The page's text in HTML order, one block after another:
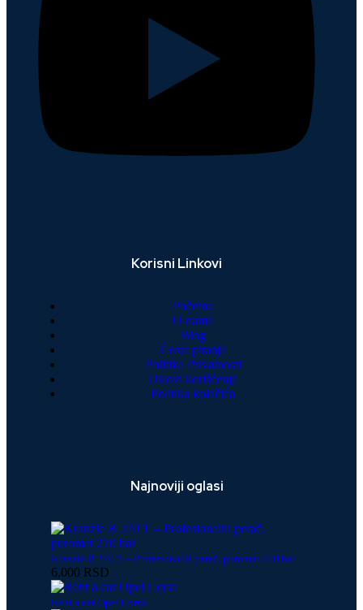
Korisni Linkovi
Početna
O nama
Blog
Česta pitanja
Politika Privatnosti
Uslovi korišćenja
Politika kolačića
Najnoviji oglasi
Kranzle B 270 T – Profesionalni perač, puromat 270 bar
6,000 RSD
Rent a car Opel Corsa